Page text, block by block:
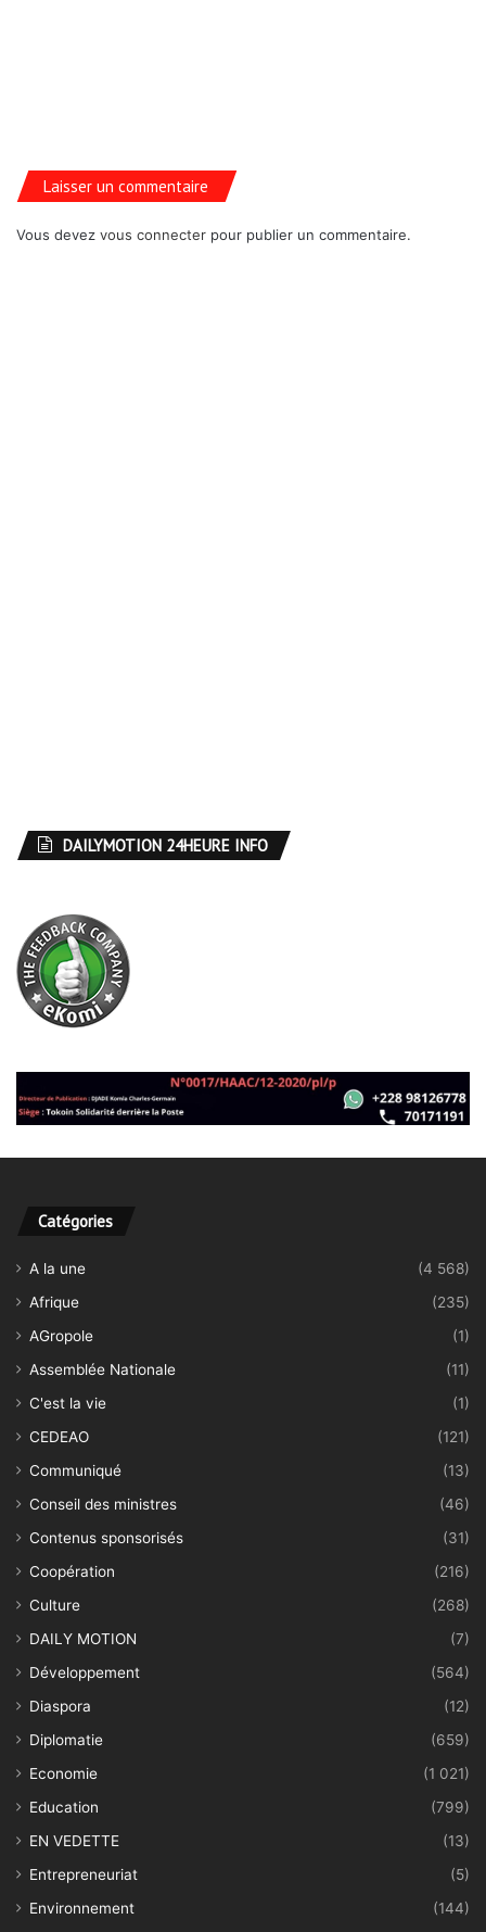
Laisser un commentaire
Vous devez vous connecter pour publier un commentaire.
DAILYMOTION 24HEURE INFO
Catégories
A la une
(4 568)
Afrique
(235)
AGropole
(1)
Assemblée Nationale
(11)
C'est la vie
(1)
CEDEAO
(121)
Communiqué
(13)
Conseil des ministres
(46)
Contenus sponsorisés
(31)
Coopération
(216)
Culture
(268)
DAILY MOTION
(7)
Développement
(564)
Diaspora
(12)
Diplomatie
(659)
Economie
(1 021)
Education
(799)
EN VEDETTE
(13)
Entrepreneuriat
(5)
Environnement
(144)